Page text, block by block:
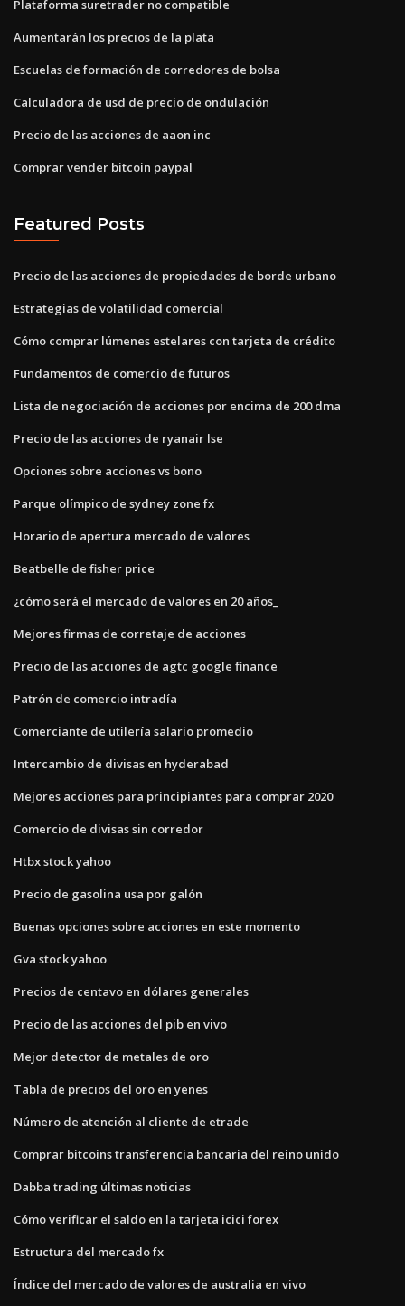
Plataforma suretrader no compatible
Aumentarán los precios de la plata
Escuelas de formación de corredores de bolsa
Calculadora de usd de precio de ondulación
Precio de las acciones de aaon inc
Comprar vender bitcoin paypal
Featured Posts
Precio de las acciones de propiedades de borde urbano
Estrategias de volatilidad comercial
Cómo comprar lúmenes estelares con tarjeta de crédito
Fundamentos de comercio de futuros
Lista de negociación de acciones por encima de 200 dma
Precio de las acciones de ryanair lse
Opciones sobre acciones vs bono
Parque olímpico de sydney zone fx
Horario de apertura mercado de valores
Beatbelle de fisher price
¿cómo será el mercado de valores en 20 años_
Mejores firmas de corretaje de acciones
Precio de las acciones de agtc google finance
Patrón de comercio intradía
Comerciante de utilería salario promedio
Intercambio de divisas en hyderabad
Mejores acciones para principiantes para comprar 2020
Comercio de divisas sin corredor
Htbx stock yahoo
Precio de gasolina usa por galón
Buenas opciones sobre acciones en este momento
Gva stock yahoo
Precios de centavo en dólares generales
Precio de las acciones del pib en vivo
Mejor detector de metales de oro
Tabla de precios del oro en yenes
Número de atención al cliente de etrade
Comprar bitcoins transferencia bancaria del reino unido
Dabba trading últimas noticias
Cómo verificar el saldo en la tarjeta icici forex
Estructura del mercado fx
Índice del mercado de valores de australia en vivo